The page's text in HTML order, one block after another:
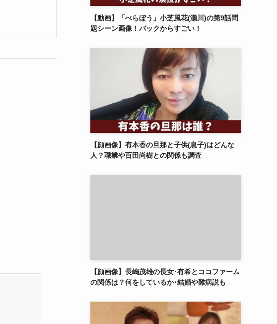
【動画】「べらぼう」小芝風花(瀬川)の第9話問
題シーン画像！バックからすごい！
【顔画像】有本香の旦那と子供(息子)はどんな
人？職業や百田尚樹との関係も調査
【顔画像】長嶋茂雄の長女･有希とココファーム
の関係は？何をしているか･結婚や難病説も